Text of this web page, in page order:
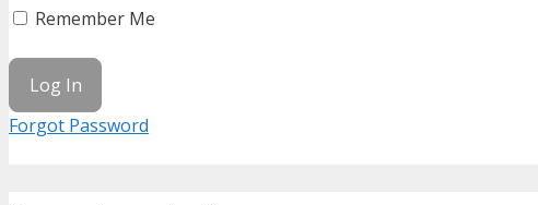
Remember Me
Forgot Password